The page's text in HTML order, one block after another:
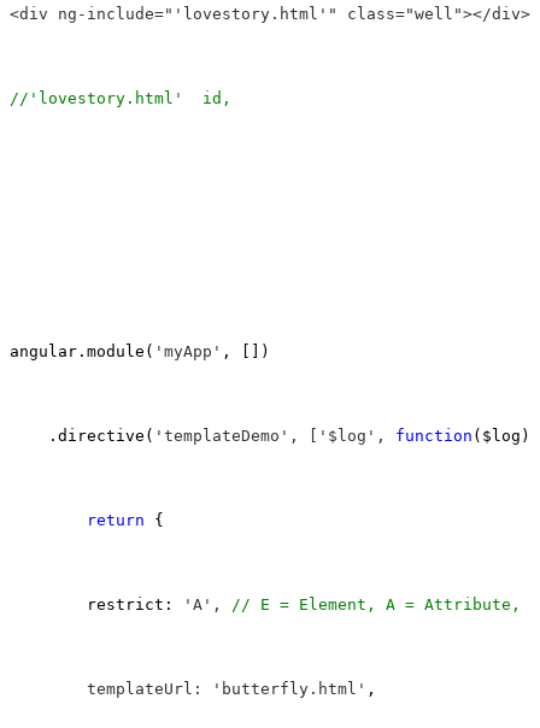
<div ng-include="'lovestory.html'" class="well"></div>
// 'lovestory.html'  id,
angular.module( 'myApp' , [])
    .directive(
'templateDemo', ['$log', function ($log){
return {
        restrict:
'A', // E = Element, A = Attribute, C
        templateUrl: 'butterfly.html'
,